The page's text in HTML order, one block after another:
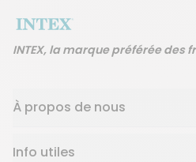
INTEX, la marque préférée des
À propos de nous
Info utiles